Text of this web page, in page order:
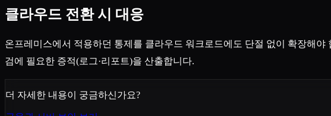
클라우드 전환 시 대응
온프레미스에서 적용하던 통제를 클라우드 워크로드에도 단절 없이 확장해야
검에 필요한 증적(로그·리포트)을 산출합니다.
더 자세한 내용이 궁금하신가요?